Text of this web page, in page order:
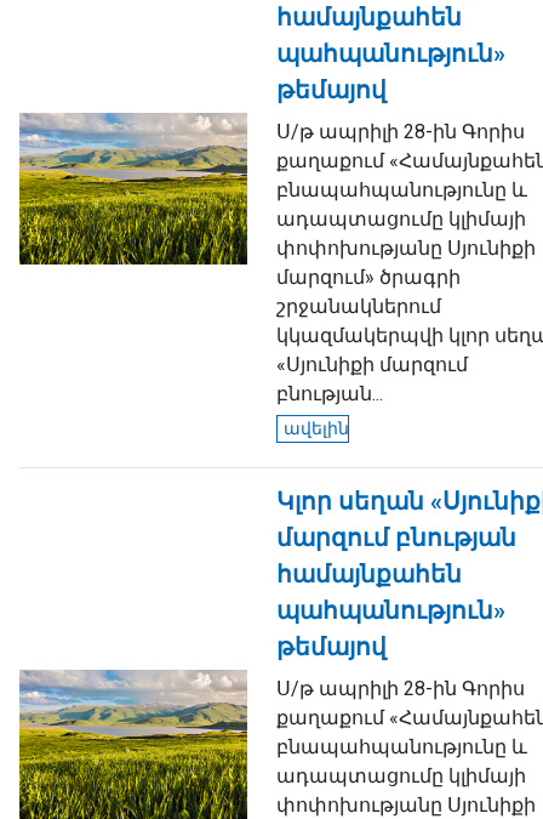
համայնքահեն
պահպանություն»
թեմայով
Ս/թ ապրիլի 28-ին Գորիս
քաղաքում
բնապահպանությունը և
ադապտացումը կլիմայի
փոփոխությանը Սյունիքի
մարզում» ծրագրի
շրջանակներում
կկազմակերպվի կլոր
«Սյունիքի մարզում
բնության...
ավելին
Կլոր սեղան
մարզում բնության
համայնքահեն
պահպանություն»
թեմայով
Ս/թ ապրիլի 28-ին Գորիս
քաղաքում
բնապահպանությունը և
ադապտացումը կլիմայի
փոփոխությանը Սյունիքի